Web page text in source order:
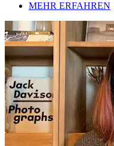
MEHR ERFAHREN